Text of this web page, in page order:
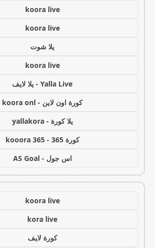
koora live
koora live
يلا شوت
koora live
Yalla Live - يلا لايف
كورة اون لاين - koora onl
يلا كورة - yallakora
كورة 365 - kooora 365
اس جول - AS Goal
koora live
kora live
كورة لايف